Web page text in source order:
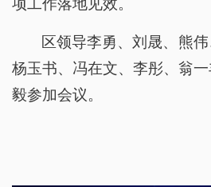
项工作落地见效。
区领导李勇、刘晟、熊伟
杨玉书、冯在文、李彤、翁
毅参加会议。